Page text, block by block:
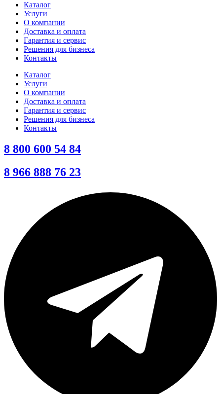
Каталог
Услуги
О компании
Доставка и оплата
Гарантия и сервис
Решения для бизнеса
Контакты
Каталог
Услуги
О компании
Доставка и оплата
Гарантия и сервис
Решения для бизнеса
Контакты
8 800 600 54 84
8 966 888 76 23